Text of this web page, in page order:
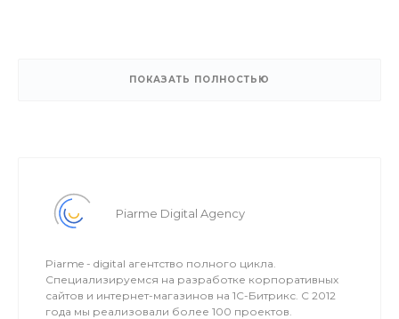
ПОКАЗАТЬ ПОЛНОСТЬЮ
Piarme Digital Agency
Piarme - digital агентство полного цикла.
Специализируемся на разработке корпоративных
сайтов и интернет-магазинов на 1С-Битрикс. С 2012
года мы реализовали более 100 проектов.